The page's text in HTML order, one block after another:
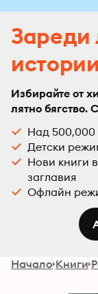
Зареди
истории
Избирайте от
лятно бягство.
Над 500,000
Детски
Нови книги
заглавия
Офлайн
Начало Книги